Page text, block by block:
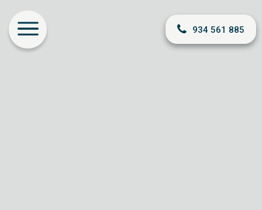
934 561 885